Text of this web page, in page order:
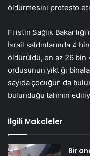
öldürmesini protesto
Filistin Sağlık
İsrail saldırılarında 4
öldürüldü, en az 26 bin
ordusunun yıktığı
sayıda çocuğun da
bulunduğu tahmin
İlgili Makaleler
Bir